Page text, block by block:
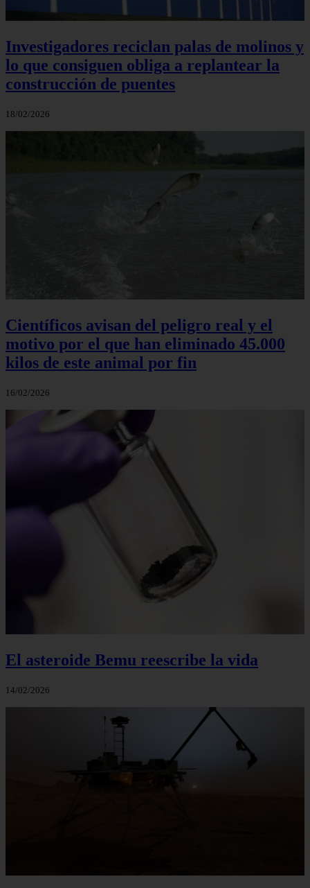
Investigadores reciclan palas de molinos y
lo que consiguen obliga a replantear la
construcción de puentes
18/02/2026
Científicos avisan del peligro real y el
motivo por el que han eliminado 45.000
kilos de este animal por fin
16/02/2026
El asteroide Bemu reescribe la vida
14/02/2026